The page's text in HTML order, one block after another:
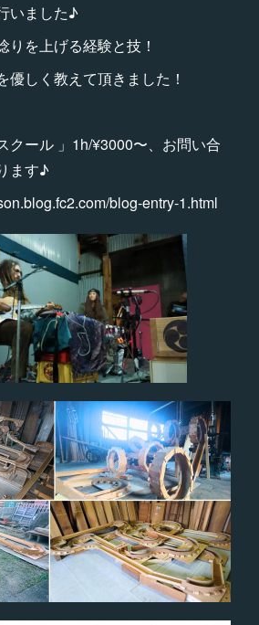
いました♪
りを上げる経験と技！
優しく教えて頂きました！
クール 」1h/¥3000〜、お問い合
ます♪
blog-entry-1.html